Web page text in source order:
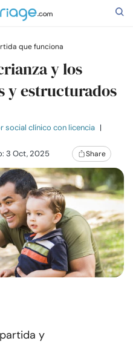
que funciona
y los
y estructurados
social clínico con licencia |
3 Oct, 2025 Share
y